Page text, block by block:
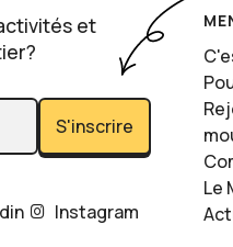
et
S'inscrire
Instagram
Le